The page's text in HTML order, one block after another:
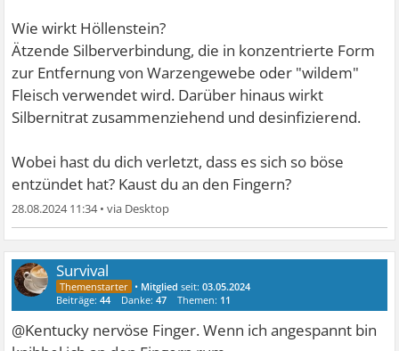
Wie wirkt Höllenstein?
Ätzende Silberverbindung, die in konzentrierte Form
zur Entfernung von Warzengewebe oder "wildem"
Fleisch verwendet wird. Darüber hinaus wirkt
Silbernitrat zusammenziehend und desinfizierend.
Wobei hast du dich verletzt, dass es sich so böse
entzündet hat? Kaust du an den Fingern?
28.08.2024 11:34•
Survival
• Mitglied seit:03.05.2024
Beiträge:44 Danke:47 Themen: 11
@Kentucky nervöse Finger. Wenn ich angespannt bin